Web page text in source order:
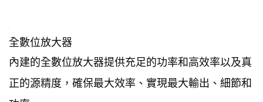
全數位放大器
內建的全數位放大器提供充足的功率和高效率以及真
正的源精度，確保最大效率、實現最大輸出、細節和